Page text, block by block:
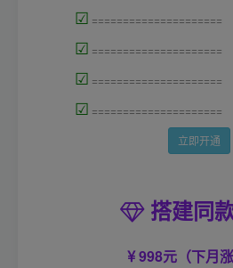
☑ =====================
☑ =====================
☑ =====================
☑ =====================
立即开通
搭建同
998元（下月涨